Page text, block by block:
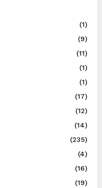
(1)
(9)
(11)
(1)
(1)
(17)
(12)
(14)
(235)
(4)
(16)
(19)